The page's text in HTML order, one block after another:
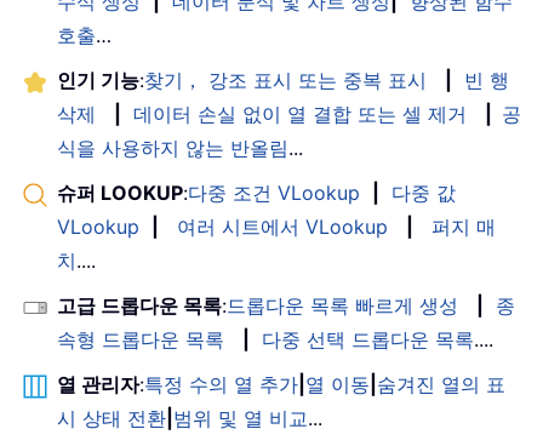
호출…
인기 기능:찾기， 강조 표시 또는 중복 표시
빈 행
삭제
데이터 손실 없이 열 결합 또는 셀 제거
공
식을 사용하지 않는 반올림...
슈퍼 LOOKUP:다중 조건 VLookup
다중 값
VLookup
여러 시트에서 VLookup
퍼지 매
치....
고급 드롭다운 목록:드롭다운 목록 빠르게 생성
종
속형 드롭다운 목록
다중 선택 드롭다운 목록....
열 관리자:특정 수의 열 추가 열 이동 숨겨진 열의 표
시 상태 전환 범위 및 열 비교...